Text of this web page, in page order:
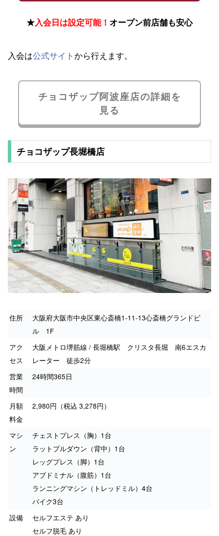
★入会日は設定可能！ オープン前店舗も安心
入会は公式サイト から行えます。
チョコザップ阿波座店の詳細を
見る
チョコザップ長堀橋店
住所
大阪府大阪市中央区東心斎橋1-11-13心斎橋グランドビ
ル 1F
アク
セス
大阪メトロ堺筋線 / 長堀橋駅 クリスタ長堀 南6エスカ
レーター 徒歩2分
営業
時間
24時間365日
月額
料金
2,980円（税込 3,278円）
マシ
ン
チェストプレス（胸）1台
ラットプルダウン（背中）1台
レッグプレス（脚）1台
アブドミナル（腹筋）1台
ランニングマシン（トレッドミル）4台
バイク3台
設備
セルフエステ あり
セルフ脱毛 あり